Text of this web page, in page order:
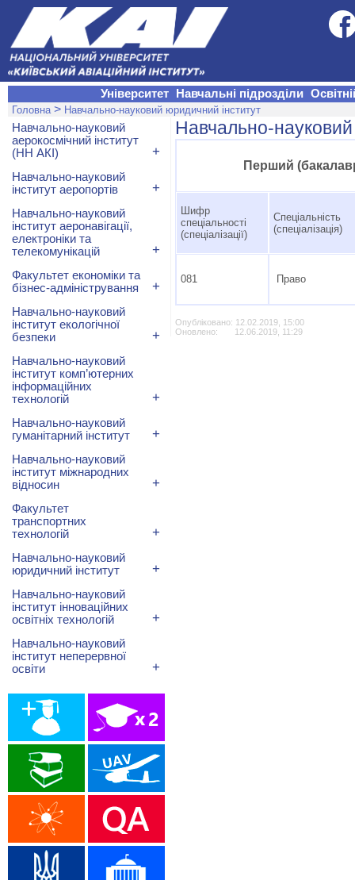
Університет Навчальні підрозділи
Головна > Навчально-науковий юридичний інститут
Навчально-
Перший
Шифр
спеціальності
(спеціалізації)
Спеціальність
(спеціалізація)
081 Право
Опубліковано: 12.02.2019, 15:00
Оновлено: 12.06.2019, 11:29
Навчально-науковий
аерокосмічний інститут
(НН АКІ)
+
Навчально-науковий
інститут аеропортів
+
Навчально-науковий
інститут аеронавігації,
електроніки та
телекомунікацій
+
Факультет економіки та
бізнес-адміністрування
+
Навчально-науковий
інститут екологічної
безпеки
+
Навчально-науковий
інститут комп’ютерних
інформаційних
технологій
+
Навчально-науковий
гуманітарний інститут
+
Навчально-науковий
інститут міжнародних
відносин
+
Факультет
транспортних
технологій
+
Навчально-науковий
юридичний інститут
+
Навчально-науковий
інститут інноваційних
освітніх технологій
+
Навчально-науковий
інститут неперервної
освіти
+